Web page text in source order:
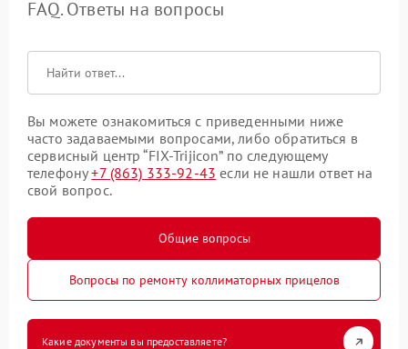
FAQ. Ответы на вопросы
Вы можете ознакомиться с приведенными ниже
часто задаваемыми вопросами, либо обратиться в
сервисный центр “FIX-Trijicon” по следующему
телефону+7 (863) 333-92-43 если не нашли ответ на
свой вопрос.
Общие вопросы
Вопросы по ремонту коллиматорных прицелов
Какие документы вы предоставляете?